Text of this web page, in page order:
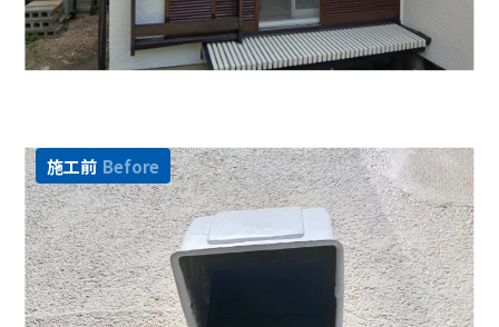
施工前 Before